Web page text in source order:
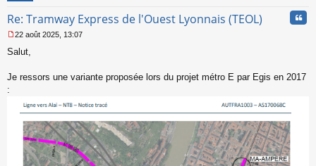
Re: Tramway Express de l'Ouest Lyonnais (TEOL)
e
s
22 août 2025, 13:07
Salut,
Je ressors une variante proposée lors du projet métro E par Egis en 2017
: